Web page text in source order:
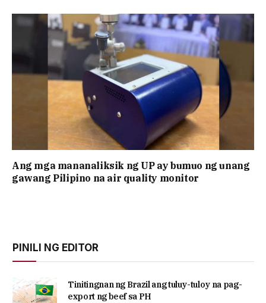
Ang mga mananaliksik ng UP ay bumuo ng unang
gawang Pilipino na air quality monitor
PINILI NG EDITOR
Tinitingnan ng Brazil ang tuluy-tuloy na pag-
export ng beef sa PH